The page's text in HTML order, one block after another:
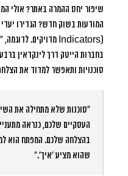
שיפור יחס ההמרה באתר? אולי
בחברות הייטק דרך לינקדאין
סוכנויות ותאפשר למדוד את
“סוכנות שלא מתחילה את
העסקיים שלכם, כנראה
בהצלחה שלכם. המפתח הוא
שהוא מציע ‘איך’.”